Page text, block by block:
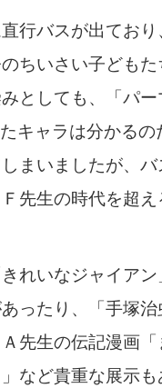
行バスが出てお
ちいさい子ども
としても、「パ
キャラは分かる
まいましたが、
先生の時代を超
れいなジャイア
ったり、「手塚
先生の伝記漫画
など貴重な展示